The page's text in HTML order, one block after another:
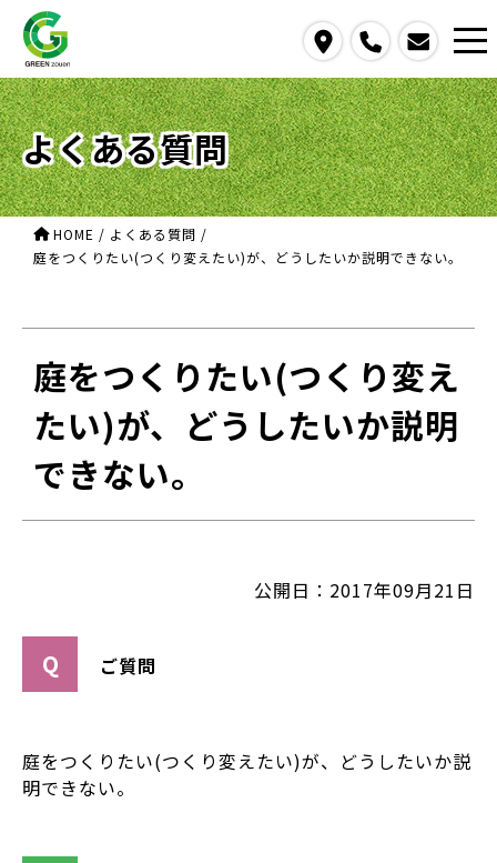
contact us
よくある質問
HOME / よくある質問 /
庭をつくりたい(つくり変えたい)が、どうしたいか説明できない。
庭をつくりたい(つくり変え
たい)が、どうしたいか説明
できない。
公開日：2017年09月21日
ご質問
庭をつくりたい(つくり変えたい)が、どうしたいか説
明できない。